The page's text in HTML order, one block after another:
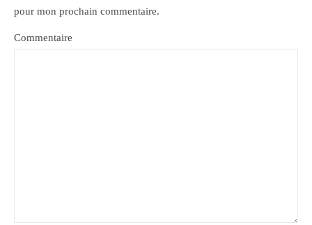
pour mon prochain commentaire.
Commentaire